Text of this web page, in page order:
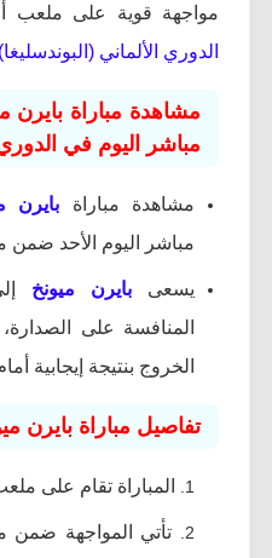
مواجهة قوية على ملعب
الدوري الألماني (البوندسليغا)
مشاهدة مباراة
مباشر اليوم في الدوري
مشاهدة مباراة بايرن
مباشر اليوم الأحد ضمن
يسعىبايرن ميونخ
المنافسة على الصدارة،
الخروج بنتيجة إيجابية
تفاصيل مباراة بايرن
المباراة تقام على
تأتي المواجهة ضمن